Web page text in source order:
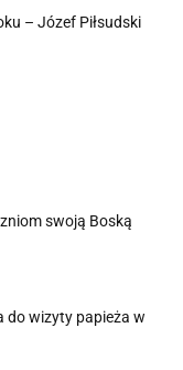
– Józef Piłsudski
swoją Boską
do wizyty papieża w